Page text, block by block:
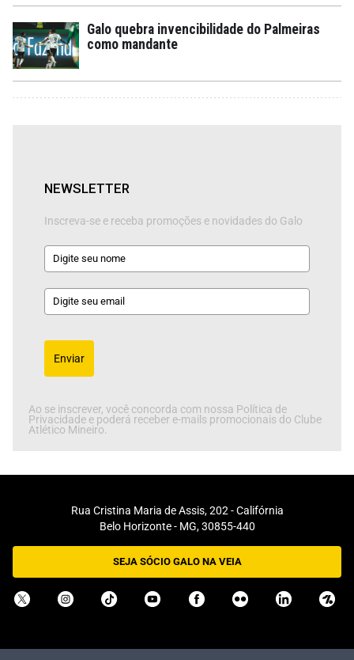
Galo quebra invencibilidade do Palmeiras
como mandante
NEWSLETTER
Inscreva-se e receba promoções e novidades do Galo
Enviar
Ao se inscrever, você concorda com nossa Política de
Privacidade e poderá receber e-mails promocionais do Clube
Atlético Mineiro.
Rua Cristina Maria de Assis, 202 - Califórnia
Belo Horizonte - MG, 30855-440
SEJA SÓCIO GALO NA VEIA